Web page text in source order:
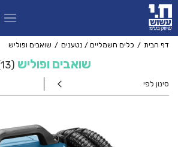
פתח
ניווט
דף הבית כלים חשמליים / נטענים שואבים ופוליש
שואבים ופוליש 13
סינון לפי